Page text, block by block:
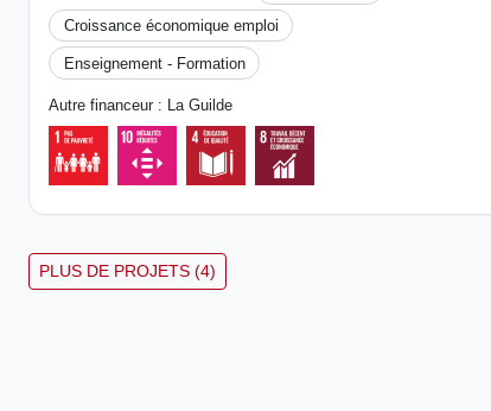
Croissance économique emploi
Enseignement - Formation
Autre financeur : La Guilde
PLUS DE PROJETS (4)